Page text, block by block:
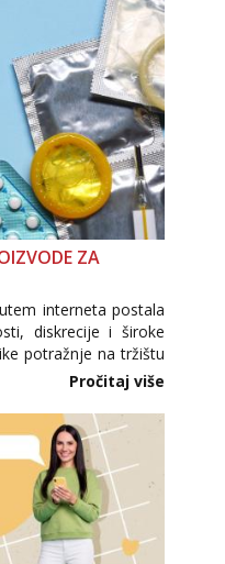
ZA
interneta postala
diskrecije i široke
potražnje na tržištu
nepouzdane
podrijetla. ...
Pročitaj više